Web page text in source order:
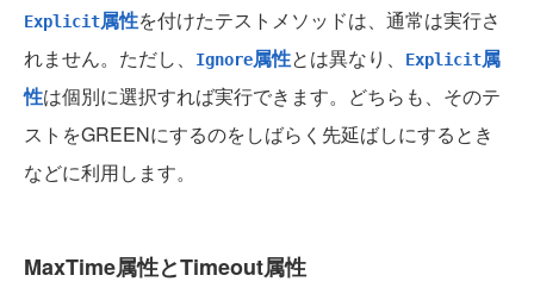
Explicit属性を付けたテストメソッドは、通常は実行さ
れません。ただし、
Ignore属性とは異なり、 Explicit属
性は個別に選択すれば実行できます。どちらも、そのテ
ストをGREENにするのをしばらく先延ばしにするとき
などに利用します。
MaxTime属性とTimeout属性